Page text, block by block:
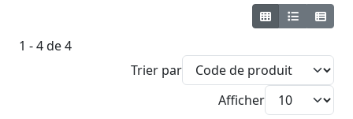
1 - 4 de 4
Trier par
Afficher